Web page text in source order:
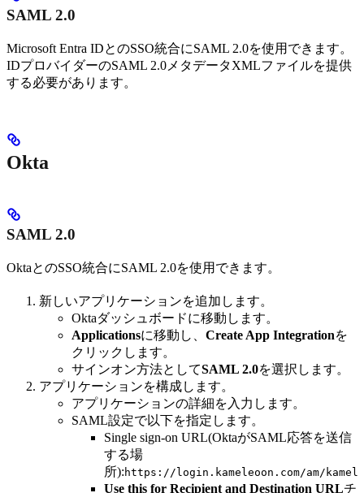
SAML 2.0
Microsoft Entra IDとのSSO統合にSAML 2.0を使用できます。
IDプロバイダーのSAML 2.0メタデータXMLファイルを提供
する必要があります。
Okta
SAML 2.0
OktaとのSSO統合にSAML 2.0を使用できます。
新しいアプリケーションを追加します。
Oktaダッシュボードに移動します。
Applicationsに移動し、 Create App Integrationを
クリックします。
サインオン方法としてSAML 2.0を選択します。
アプリケーションを構成します。
アプリケーションの詳細を入力します。
SAML設定で以下を指定します。
Single sign-on URL(OktaがSAML応答を送信
する場
所): https://login.kameleoon.com/am/
Use this for Recipient and Destination URLチ